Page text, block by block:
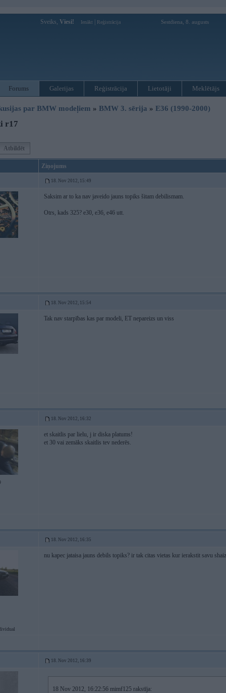
Sveiks, Viesi! Ienākt Reģistrācija Sestdiena, 8. augusts
Forums Galerijas Reģistrācija Lietotāji Meklētājs
par BMW modeļiem » BMW 3. sērija » E36 (1990-2000)
r17
Atbildēt
Ziņojums
18. Nov 2012, 15:49
Saksim ar to ka nav javeido jauns topiks šitam debilismam.
Otrs, kads 325? e30, e36, e46 utt.
18. Nov 2012, 15:54
Tak nav starpības kas par modeli, ET nepareizs un viss
18. Nov 2012, 16:32
et skaitlis par lielu, j ir diska platums!
et 30 vai zemāks skaitlis tev nederēs.
18. Nov 2012, 16:35
nu kapec jataisa jauns debils topiks? ir tak citas vietas kur ierakstit savu
18. Nov 2012, 16:39
18 Nov 2012, 16:22:56 mimf125 rakstīja: